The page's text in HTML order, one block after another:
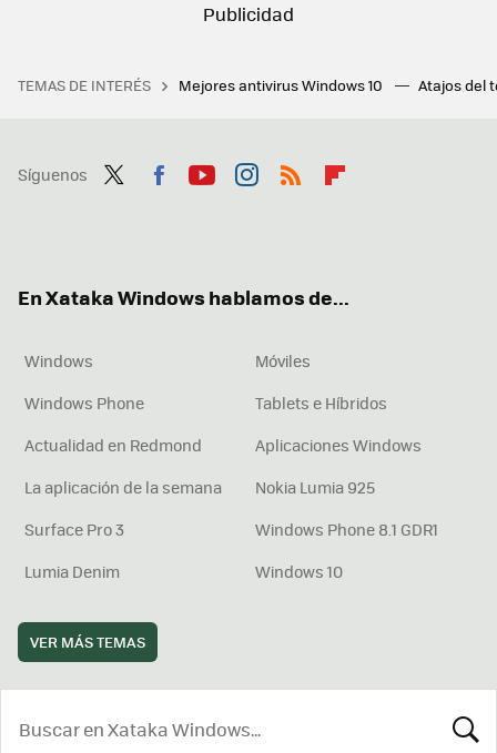
TEMAS DE INTERÉS Mejores antivirus Windows 10 Atajos del
Síguenos
En Xataka Windows hablamos de...
Windows
Móviles
Windows Phone
Tablets e Híbridos
Actualidad en Redmond
Aplicaciones Windows
La aplicación de la semana
Nokia Lumia 925
Surface Pro 3
Windows Phone 8.1 GDR1
Lumia Denim
Windows 10
VER MÁS TEMAS